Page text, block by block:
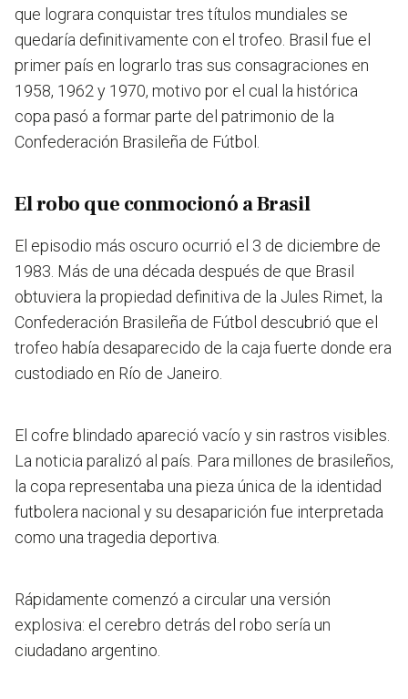
que lograra conquistar tres títulos mundiales se
quedaría definitivamente con el trofeo. Brasil fue el
primer país en lograrlo tras sus consagraciones en
1958, 1962 y 1970, motivo por el cual la histórica
copa pasó a formar parte del patrimonio de la
Confederación Brasileña de Fútbol.
El robo que conmocionó a Brasil
El episodio más oscuro ocurrió el 3 de diciembre de
1983. Más de una década después de que Brasil
obtuviera la propiedad definitiva de la Jules Rimet, la
Confederación Brasileña de Fútbol descubrió que el
trofeo había desaparecido de la caja fuerte donde era
custodiado en Río de Janeiro.
El cofre blindado apareció vacío y sin rastros visibles.
La noticia paralizó al país. Para millones de brasileños,
la copa representaba una pieza única de la identidad
futbolera nacional y su desaparición fue interpretada
como una tragedia deportiva.
Rápidamente comenzó a circular una versión
explosiva: el cerebro detrás del robo sería un
ciudadano argentino.